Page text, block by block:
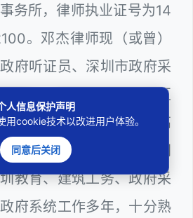
务所，律师执业证号为14
。邓杰律师现（或曾）
府听证员、深圳市政府采
类），曾担任深圳市某区
、深圳市某区公办学校高
定标专家、计算机信息网
教育、建筑工务、政府采
府系统工作多年，十分熟
人信息保护声明
用cookie技术以改进用户体验。
同意后关闭